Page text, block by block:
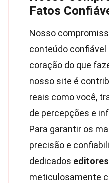
Fatos
Nosso
conteúdo
coração do que
nosso site é
reais como você,
de percepções e
Para garantir os
precisão e
dedicados editores
meticulosamente